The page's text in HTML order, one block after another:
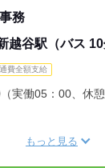
務
越谷駅（バス 10
費全額支給
実働05：00、休憩
もっと見る